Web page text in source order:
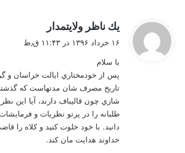
يك ناظر ولايتمدار
۱۶ خرداد ۱۳۹۶ در ۱۱:۴۳ ق٫ظ
با سلام
پس از خودمختاري ايالت خراسان و
تاريخ مصرف شان مدتهاست كه
شازي چون قاليباف دارند، آيا اين
طلبانه را در پرتو نظريات و
دانيد. با خود خلوت كنيد و كلاه را
خداوند هدايت مان كند.